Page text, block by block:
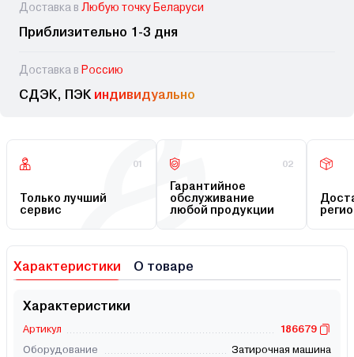
Доставка в Любую точку Беларуси
Приблизительно 1-3 дня
Доставка в Россию
СДЭК, ПЭК индивидуально
01
Только лучший
сервис
02
Гарантийное
обслуживание
любой продукции
Характеристики О товаре
Характеристики
Артикул
186679
Оборудование
Затирочная машина